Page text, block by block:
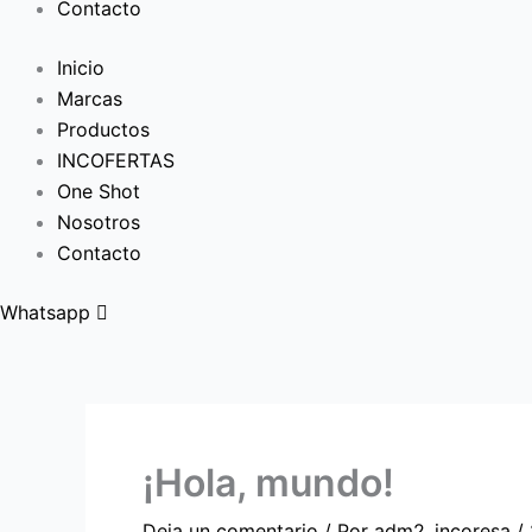
Contacto
Inicio
Marcas
Productos
INCOFERTAS
One Shot
Nosotros
Contacto
Whatsapp
¡Hola, mundo!